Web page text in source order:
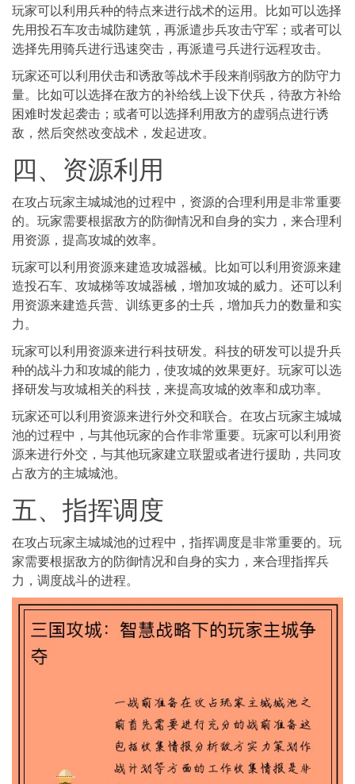
玩家可以利用兵种的特点来进行战术的运用。比如可以选择
先用投石车攻击城防建筑，再派遣步兵攻击守军；或者可以
选择先用骑兵进行迅速突击，再派遣弓兵进行远程攻击。
玩家还可以利用伏击和诱敌等战术手段来削弱敌方的防守力
量。比如可以选择在敌方的补给线上设下伏兵，待敌方补给
困难时发起袭击；或者可以选择利用敌方的虚弱点进行诱
敌，然后突然改变战术，发起进攻。
四、资源利用
在攻占玩家主城城池的过程中，资源的合理利用是非常重要
的。玩家需要根据敌方的防御情况和自身的实力，来合理利
用资源，提高攻城的效率。
玩家可以利用资源来建造攻城器械。比如可以利用资源来建
造投石车、攻城梯等攻城器械，增加攻城的威力。还可以利
用资源来建造兵营、训练更多的士兵，增加兵力的数量和实
力。
玩家可以利用资源来进行科技研发。科技的研发可以提升兵
种的战斗力和攻城的能力，使攻城的效果更好。玩家可以选
择研发与攻城相关的科技，来提高攻城的效率和成功率。
玩家还可以利用资源来进行外交和联合。在攻占玩家主城城
池的过程中，与其他玩家的合作非常重要。玩家可以利用资
源来进行外交，与其他玩家建立联盟或者进行援助，共同攻
占敌方的主城城池。
五、指挥调度
在攻占玩家主城城池的过程中，指挥调度是非常重要的。玩
家需要根据敌方的防御情况和自身的实力，来合理指挥兵
力，调度战斗的进程。